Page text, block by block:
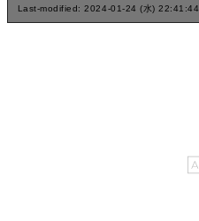
Last-modified: 2024-01-24 (水) 22:41:44